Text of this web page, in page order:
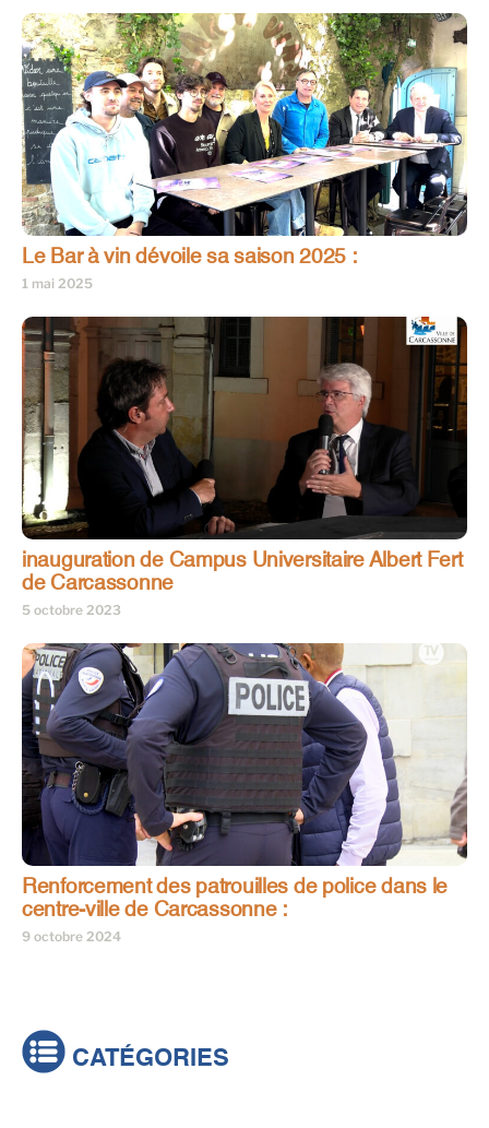
Le Bar à vin dévoile sa saison 2025 :
1 mai 2025
inauguration de Campus Universitaire Albert Fert
de Carcassonne
5 octobre 2023
Renforcement des patrouilles de police dans le
centre-ville de Carcassonne :
9 octobre 2024
CATÉGORIES